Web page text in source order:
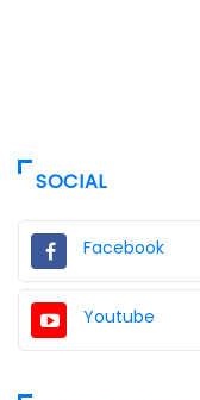
SOCIAL
Facebook
Youtube